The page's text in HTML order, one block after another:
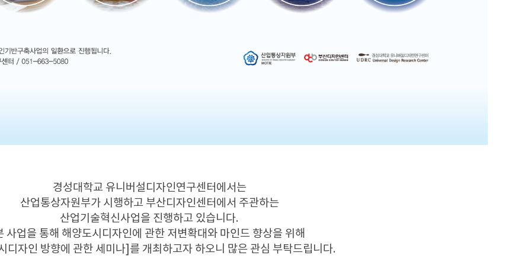
경성대학교 유니버설디자인연구센터에서는
산업통상자원부가 시행하고 부산디자인센터에서 주관하는
산업기술혁신사업을 진행하고 있습니다.
사업을 통해 해양도시디자인에 관한 저변확대와 마인드 향상을 위해
디자인 방향에 관한 세미나]를 개최하고자 하오니 많은 관심 부탁드립니다.